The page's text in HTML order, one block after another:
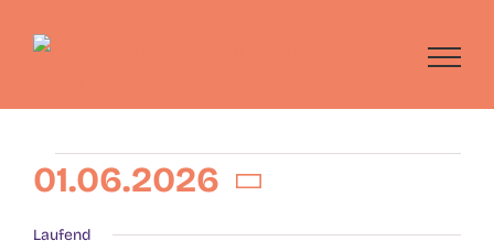
Veranstaltungen
01.06.2026
Datum
Laufend